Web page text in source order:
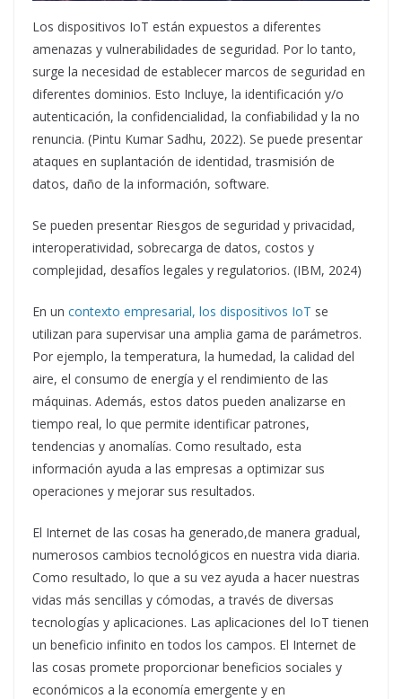
Los dispositivos IoT están expuestos a diferentes
amenazas y vulnerabilidades de seguridad. Por lo tanto,
surge la necesidad de establecer marcos de seguridad en
diferentes dominios. Esto Incluye, la identificación y/o
autenticación, la confidencialidad, la confiabilidad y la no
renuncia. (Pintu Kumar Sadhu, 2022). Se puede presentar
ataques en suplantación de identidad, trasmisión de
datos, daño de la información, software.
Se pueden presentar Riesgos de seguridad y privacidad,
interoperatividad, sobrecarga de datos, costos y
complejidad, desafíos legales y regulatorios. (IBM, 2024)
En un contexto empresarial, los dispositivos IoT se
utilizan para supervisar una amplia gama de parámetros.
Por ejemplo, la temperatura, la humedad, la calidad del
aire, el consumo de energía y el rendimiento de las
máquinas. Además, estos datos pueden analizarse en
tiempo real, lo que permite identificar patrones,
tendencias y anomalías. Como resultado, esta
información ayuda a las empresas a optimizar sus
operaciones y mejorar sus resultados.
El Internet de las cosas ha generado,de manera gradual,
numerosos cambios tecnológicos en nuestra vida diaria.
Como resultado, lo que a su vez ayuda a hacer nuestras
vidas más sencillas y cómodas, a través de diversas
tecnologías y aplicaciones. Las aplicaciones del IoT tienen
un beneficio infinito en todos los campos. El Internet de
las cosas promete proporcionar beneficios sociales y
económicos a la economía emergente y en